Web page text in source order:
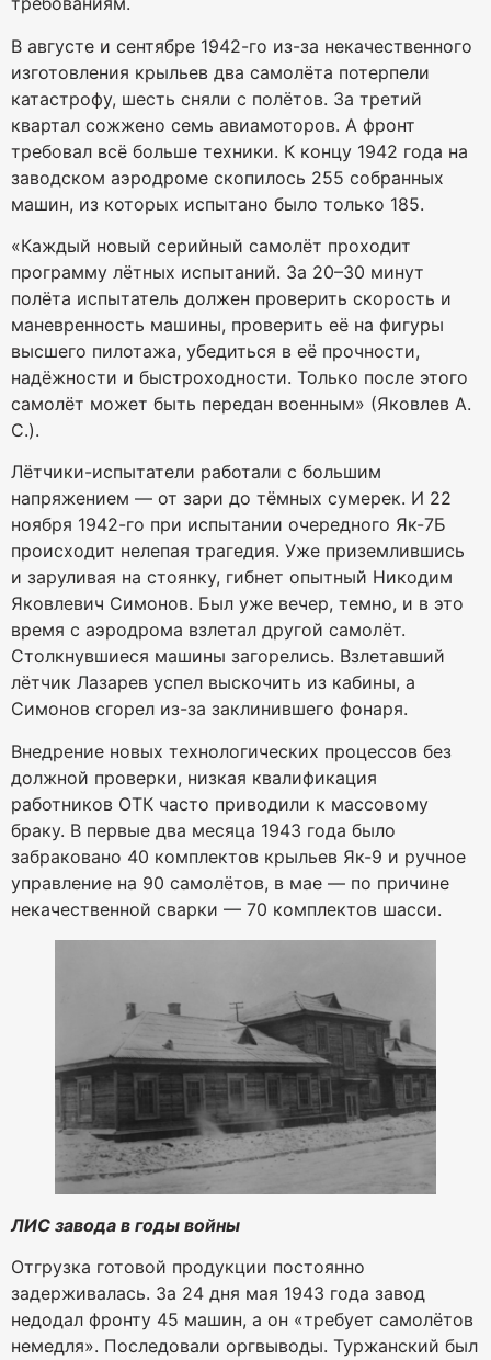
В августе и сентябре 1942-го из-за некачественного
изготовления крыльев два самолёта потерпели
катастрофу, шесть сняли с полётов. За третий
квартал сожжено семь авиамоторов. А фронт
требовал всё больше техники. К концу 1942 года на
заводском аэродроме скопилось 255 собранных
машин, из которых испытано было только 185.
«Каждый новый серийный самолёт проходит
программу лётных испытаний. За 20–30 минут
полёта испытатель должен проверить скорость и
маневренность машины, проверить её на фигуры
высшего пилотажа, убедиться в её прочности,
надёжности и быстроходности. Только после этого
самолёт может быть передан военным» (Яковлев А.
С.).
Лётчики-испытатели работали с большим
напряжением — от зари до тёмных сумерек. И 22
ноября 1942-го при испытании очередного Як-7Б
происходит нелепая трагедия. Уже приземлившись
и заруливая на стоянку, гибнет опытный Никодим
Яковлевич Симонов. Был уже вечер, темно, и в это
время с аэродрома взлетал другой самолёт.
Столкнувшиеся машины загорелись. Взлетавший
лётчик Лазарев успел выскочить из кабины, а
Симонов сгорел из-за заклинившего фонаря.
Внедрение новых технологических процессов без
должной проверки, низкая квалификация
работников ОТК часто приводили к массовому
браку. В первые два месяца 1943 года было
забраковано 40 комплектов крыльев Як-9 и ручное
управление на 90 самолётов, в мае — по причине
некачественной сварки — 70 комплектов шасси.
ЛИС завода в годы войны
Отгрузка готовой продукции постоянно
задерживалась. За 24 дня мая 1943 года завод
недодал фронту 45 машин, а он «требует самолётов
немедля». Последовали оргвыводы. Туржанский был